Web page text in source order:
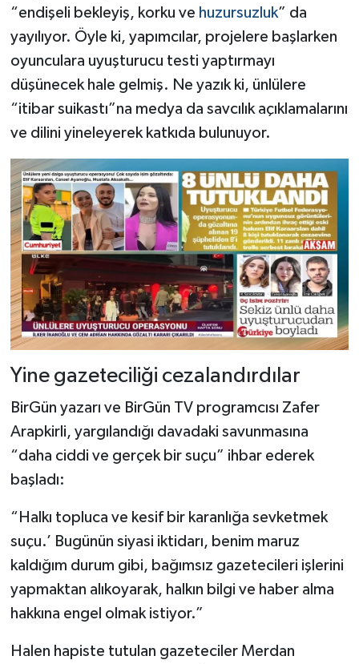
“endişeli bekleyiş, korku ve huzursuzluk” da
yayılıyor. Öyle ki, yapımcılar, projelere başlarken
oyunculara uyuşturucu testi yaptırmayı
düşünecek hale gelmiş. Ne yazık ki, ünlülere
“itibar suikastı”na medya da savcılık açıklamalarını
ve dilini yineleyerek katkıda bulunuyor.
Yine gazeteciliği cezalandırdılar
BirGün yazarı ve BirGün TV programcısı Zafer
Arapkirli, yargılandığı davadaki savunmasına
“daha ciddi ve gerçek bir suçu” ihbar ederek
başladı:
“Halkı topluca ve kesif bir karanlığa sevketmek
suçu.’ Bugünün siyasi iktidarı, benim maruz
kaldığım durum gibi, bağımsız gazetecileri işlerini
yapmaktan alıkoyarak, halkın bilgi ve haber alma
hakkına engel olmak istiyor.”
Halen hapiste tutulan gazeteciler Merdan